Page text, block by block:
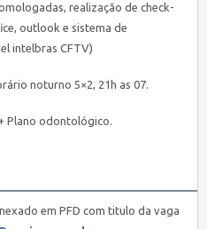
realização de check-
outlook e sistema de
intelbras CFTV)
noturno 5×2, 21h as 07.
Plano odontológico.
em PFD com titulo da vaga